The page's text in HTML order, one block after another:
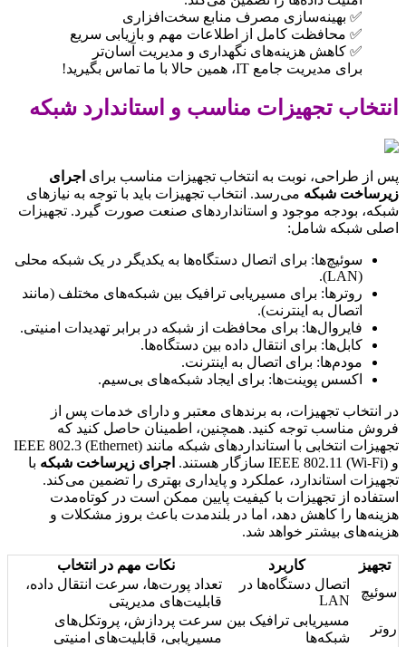
✅ بهینه‌سازی مصرف منابع سخت‌افزاری
✅ محافظت کامل از اطلاعات مهم و بازیابی سریع
✅ کاهش هزینه‌های نگهداری و مدیریت آسان‌تر
برای مدیریت جامع IT، همین حالا با ما تماس بگیرید!
انتخاب تجهیزات مناسب و استاندارد شبکه
پس از طراحی، نوبت به انتخاب تجهیزات مناسب برای اجرای
زیرساخت شبکه می‌رسد. انتخاب تجهیزات باید با توجه به نیازهای
شبکه، بودجه موجود و استانداردهای صنعت صورت گیرد. تجهیزات
اصلی شبکه شامل:
سوئیچ‌ها: برای اتصال دستگاه‌ها به یکدیگر در یک شبکه محلی
(LAN).
روترها: برای مسیریابی ترافیک بین شبکه‌های مختلف (مانند
اتصال به اینترنت).
فایروال‌ها: برای محافظت از شبکه در برابر تهدیدات امنیتی.
کابل‌ها: برای انتقال داده بین دستگاه‌ها.
مودم‌ها: برای اتصال به اینترنت.
اکسس پوینت‌ها: برای ایجاد شبکه‌های بی‌سیم.
در انتخاب تجهیزات، به برندهای معتبر و دارای خدمات پس از
فروش مناسب توجه کنید. همچنین، اطمینان حاصل کنید که
تجهیزات انتخابی با استانداردهای شبکه مانند IEEE 802.3 (Ethernet)
و IEEE 802.11 (Wi-Fi) سازگار هستند.
اجرای زیرساخت شبکه با
تجهیزات استاندارد، عملکرد و پایداری بهتری را تضمین می‌کند.
استفاده از تجهیزات با کیفیت پایین ممکن است در کوتاه‌مدت
هزینه‌ها را کاهش دهد، اما در بلندمدت باعث بروز مشکلات و
هزینه‌های بیشتر خواهد شد.
تجهیز کاربرد
نکات مهم در انتخاب
سوئیچ
اتصال دستگاه‌ها در
LAN
تعداد پورت‌ها، سرعت انتقال داده،
قابلیت‌های مدیریتی
روتر
مسیریابی ترافیک بین
شبکه‌ها
سرعت پردازش، پروتکل‌های
مسیریابی، قابلیت‌های امنیتی